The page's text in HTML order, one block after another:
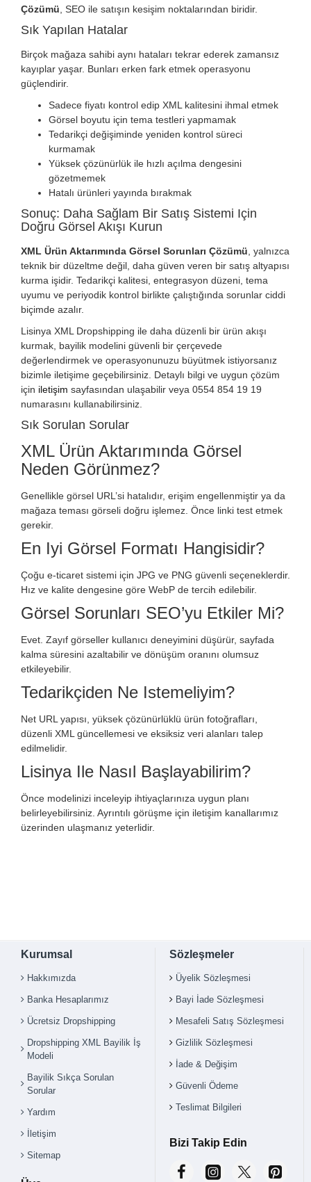
Çözümü , SEO ile satışın kesişim noktalarından biridir.
Sık Yapılan Hatalar
Birçok mağaza sahibi aynı hataları tekrar ederek zamansız
kayıplar yaşar. Bunları erken fark etmek operasyonu
güçlendirir.
Sadece fiyatı kontrol edip XML kalitesini ihmal etmek
Görsel boyutu için tema testleri yapmamak
Tedarikçi değişiminde yeniden kontrol süreci
kurmamak
Yüksek çözünürlük ile hızlı açılma dengesini
gözetmemek
Hatalı ürünleri yayında bırakmak
Sonuç: Daha Sağlam Bir Satış Sistemi Için
Doğru Görsel Akışı Kurun
XML Ürün Aktarımında Görsel Sorunları Çözümü , yalnızca
teknik bir düzeltme değil, daha güven veren bir satış altyapısı
kurma işidir. Tedarikçi kalitesi, entegrasyon düzeni, tema
uyumu ve periyodik kontrol birlikte çalıştığında sorunlar ciddi
biçimde azalır.
Lisinya XML Dropshipping ile daha düzenli bir ürün akışı
kurmak, bayilik modelini güvenli bir çerçevede
değerlendirmek ve operasyonunuzu büyütmek istiyorsanız
bizimle iletişime geçebilirsiniz. Detaylı bilgi ve uygun çözüm
için iletişim sayfasından ulaşabilir veya 0554 854 19 19
numarasını kullanabilirsiniz.
Sık Sorulan Sorular
XML Ürün Aktarımında Görsel
Neden Görünmez?
Genellikle görsel URL’si hatalıdır, erişim engellenmiştir ya da
mağaza teması görseli doğru işlemez. Önce linki test etmek
gerekir.
En Iyi Görsel Formatı Hangisidir?
Çoğu e-ticaret sistemi için JPG ve PNG güvenli seçeneklerdir.
Hız ve kalite dengesine göre WebP de tercih edilebilir.
Görsel Sorunları SEO’yu Etkiler Mi?
Evet. Zayıf görseller kullanıcı deneyimini düşürür, sayfada
kalma süresini azaltabilir ve dönüşüm oranını olumsuz
etkileyebilir.
Tedarikçiden Ne Istemeliyim?
Net URL yapısı, yüksek çözünürlüklü ürün fotoğrafları,
düzenli XML güncellemesi ve eksiksiz veri alanları talep
edilmelidir.
Lisinya Ile Nasıl Başlayabilirim?
Önce modelinizi inceleyip ihtiyaçlarınıza uygun planı
belirleyebilirsiniz. Ayrıntılı görüşme için iletişim kanallarımız
üzerinden ulaşmanız yeterlidir.
Kurumsal
Hakkımızda
Banka Hesaplarımız
Ücretsiz Dropshipping
Dropshipping XML Bayilik İş
Modeli
Bayilik Sıkça Sorulan
Sorular
Yardım
İletişim
Sitemap
Sözleşmeler
Üyelik Sözleşmesi
Bayi İade Sözleşmesi
Mesafeli Satış Sözleşmesi
Gizlilik Sözleşmesi
İade & Değişim
Güvenli Ödeme
Teslimat Bilgileri
Bizi Takip Edin